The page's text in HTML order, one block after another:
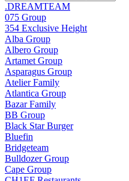
.DREAMTEAM
075 Group
354 Exclusive Height
Alba Group
Albero Group
Artamet Group
Asparagus Group
Atelier Family
Atlantica Group
Bazar Family
BB Group
Black Star Burger
Bluefin
Bridgeteam
Bulldozer Group
Cape Group